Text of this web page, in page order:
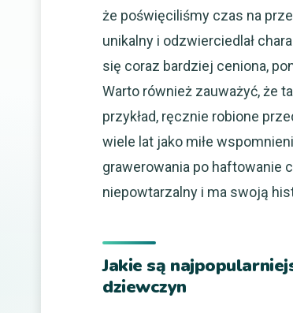
że poświęciliśmy czas na
unikalny i odzwierciedlał
się coraz bardziej ceniona,
Warto również zauważyć, że
przykład, ręcznie robione
wiele lat jako miłe
grawerowania po haftowanie
niepowtarzalny i ma swoją
Jakie są
dziewczyn